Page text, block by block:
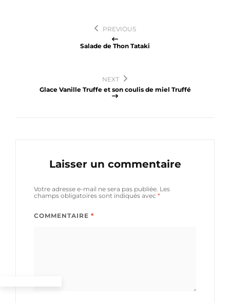
PREVIOUS
Salade de Thon Tataki
NEXT
Glace Vanille Truffe et son coulis de miel Truffé
Laisser un commentaire
Votre adresse e-mail ne sera pas publiée. Les
champs obligatoires sont indiqués avec *
COMMENTAIRE *